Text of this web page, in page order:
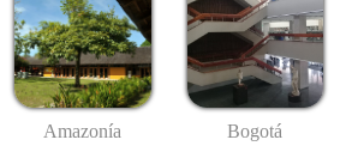
Amazonía Bogotá